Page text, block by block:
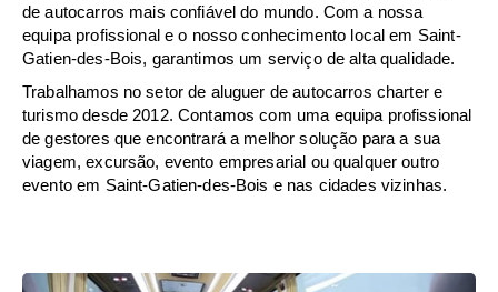
de autocarros mais confiável do mundo. Com a nossa
equipa profissional e o nosso conhecimento local em Saint-
Gatien-des-Bois, garantimos um serviço de alta qualidade.
Trabalhamos no setor de aluguer de autocarros charter e
turismo desde 2012. Contamos com uma equipa profissional
de gestores que encontrará a melhor solução para a sua
viagem, excursão, evento empresarial ou qualquer outro
evento em Saint-Gatien-des-Bois e nas cidades vizinhas.